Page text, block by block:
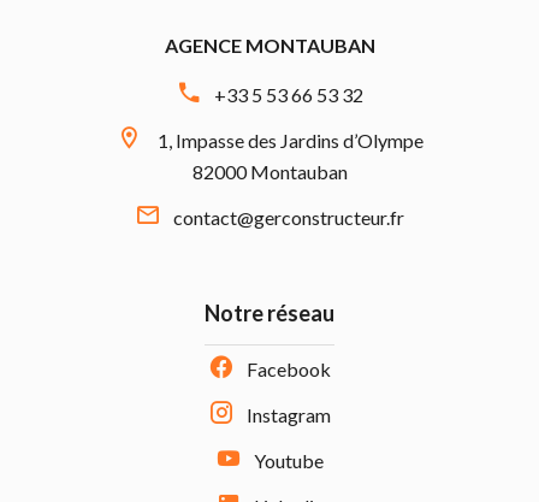
AGENCE MONTAUBAN
+33 5 53 66 53 32
1, Impasse des Jardins d’Olympe
82000 Montauban
contact@gerconstructeur.fr
Notre réseau
Facebook
Instagram
Youtube